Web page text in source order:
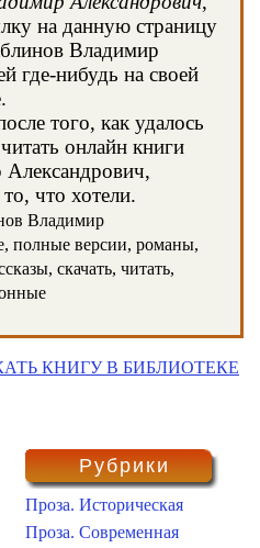
на данную страницу
Владимир
где-нибудь на своей
того, как удалось
онлайн книги
что хотели.
Владимир
полные версии, романы,
скачать, читать,
КНИГУ В БИБЛИОТЕКЕ
Рубрики
Проза. Историческая
Проза. Современная